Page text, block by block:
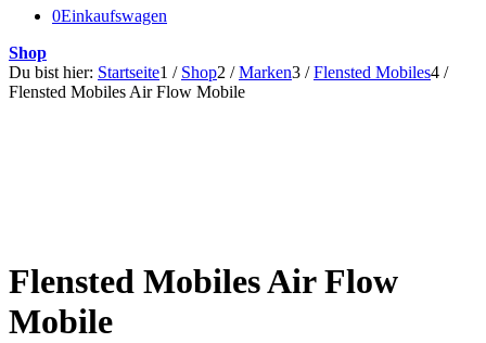
0Einkaufswagen
Shop
Du bist hier: Startseite1 / Shop2 / Marken3 / Flensted Mobiles4 /
Flensted Mobiles Air Flow Mobile
Flensted Mobiles Air Flow
Mobile